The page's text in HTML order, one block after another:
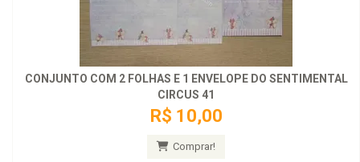
CONJUNTO COM 2 FOLHAS E 1 ENVELOPE DO SENTIMENTAL
CIRCUS 41
R$ 10,00
Comprar!